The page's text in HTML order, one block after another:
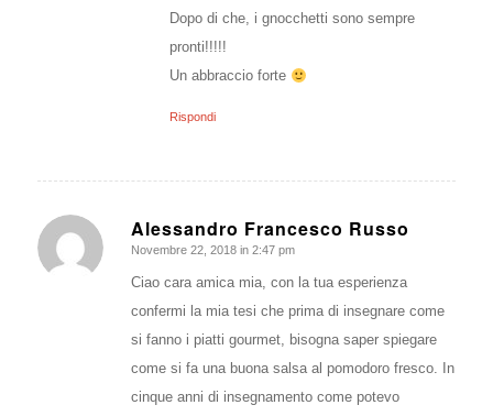
Dopo di che, i gnocchetti sono sempre
pronti!!!!!
Un abbraccio forte
Rispondi
Alessandro Francesco Russo
dice:
Novembre 22, 2018 in 2:47 pm
Ciao cara amica mia, con la tua esperienza
confermi la mia tesi che prima di insegnare come
si fanno i piatti gourmet, bisogna saper spiegare
come si fa una buona salsa al pomodoro fresco. In
cinque anni di insegnamento come potevo